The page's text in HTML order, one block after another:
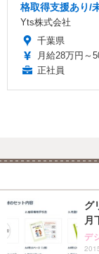
格取得支援あり/
Yts株式会社
千葉県
月給28万円～
正社員
グ
月
デ